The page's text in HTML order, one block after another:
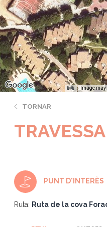
Image
TORNAR
PUNT D'INTERÈS
Ruta: Ruta de la cova